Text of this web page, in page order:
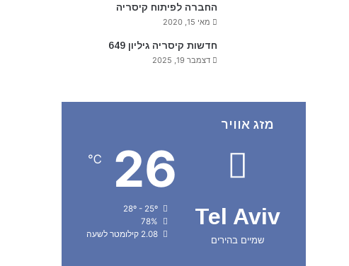
החברה לפיתוח קיסריה
מאי 15, 2020
חדשות קיסריה גיליון 649
דצמבר 19, 2025
מזג אוויר
Tel Aviv
שמיים בהירים
26
℃
78%
2.08 קילומטר לשעה